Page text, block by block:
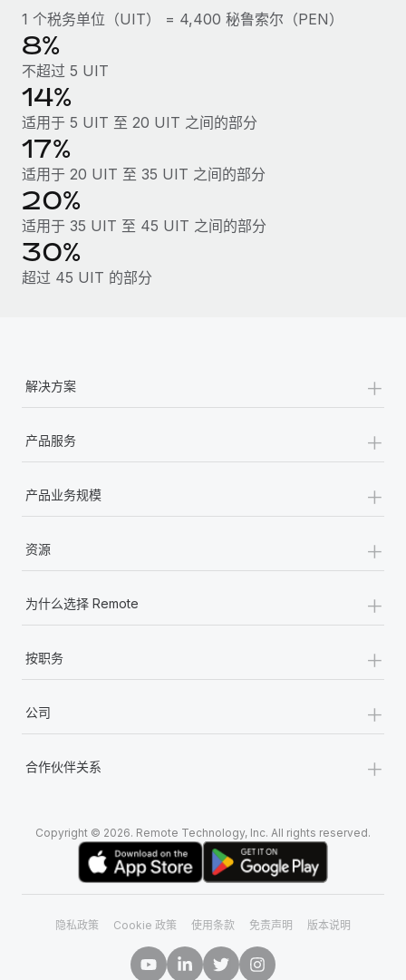
在全球范围内配置和跟踪 IT 设备
实体设立
快速建立合规实体
人员调配与搬迁
轻松搬迁员工
福利
轻松管理员工福利
了解更多
Reverse Tech's strategic partnership with
Remote for contractor management and
payroll
Reverse Tech at a glance Health and wellness startup,
Reverse Tech, partnered with Remote to manage...
了解更多
As the global workforce continues to expand in response
了解更多
What a Workday global payroll implementation
actually looks like
Most teams hear "payroll implementation" and picture a
six-month project with a dedicated team....
了解更多
1 个税务单位（UIT） = 4,400 秘鲁索尔（PEN）
8%
不超过 5 UIT
14%
适用于 5 UIT 至 20 UIT 之间的部分
17%
适用于 20 UIT 至 35 UIT 之间的部分
20%
适用于 35 UIT 至 45 UIT 之间的部分
30%
超过 45 UIT 的部分
解决方案 +
产品服务 +
产品业务规模 +
资源 +
为什么选择 Remote +
按职务 +
公司 +
合作伙伴关系 +
Copyright © 2026. Remote Technology, Inc. All rights reserved.
隐私政策 Cookie 政策 使用条款 免责声明 版本说明